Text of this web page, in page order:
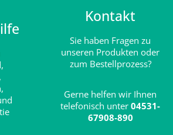
Kontakt
Sie haben Fragen zu
unseren Produkten oder
zum Bestellprozess?
Gerne helfen wir Ihnen
telefonisch unter 04531-
67908-890